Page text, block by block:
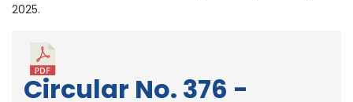
2025.
Circular No. 376 -